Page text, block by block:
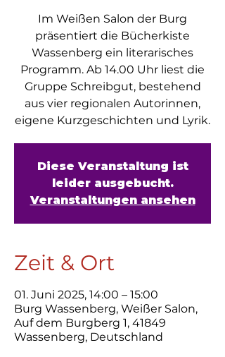
Im Weißen Salon der Burg
präsentiert die Bücherkiste
Wassenberg ein literarisches
Programm. Ab 14.00 Uhr liest die
Gruppe Schreibgut, bestehend
aus vier regionalen Autorinnen,
Diese Veranstaltung ist
leider ausgebucht.
Veranstaltungen ansehen
Zeit & Ort
01. Juni 2025, 14:00 – 15:00
Burg Wassenberg, Weißer Salon,
Auf dem Burgberg 1, 41849
Wassenberg, Deutschland